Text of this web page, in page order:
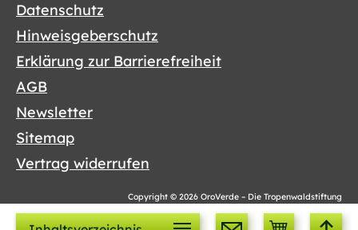
Datenschutz
Hinweisgeberschutz
Erklärung zur Barrierefreiheit
AGB
Newsletter
Sitemap
Vertrag widerrufen
Copyright © 2026 OroVerde – Die Tropenwaldstiftung
Cookies sind lecker!